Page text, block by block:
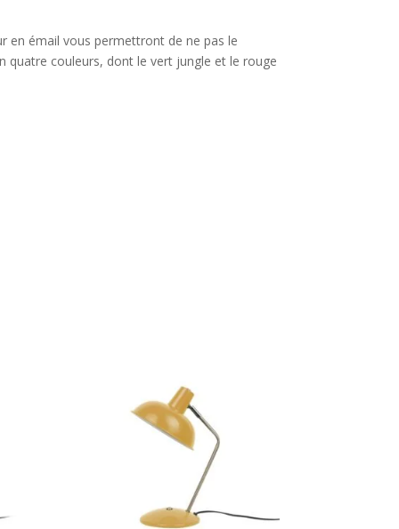
en émail vous permettront de ne pas le
quatre couleurs, dont le vert jungle et le rouge